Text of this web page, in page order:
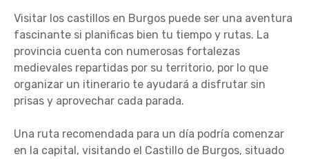
Visitar los castillos en Burgos puede ser una aventura
fascinante si planificas bien tu tiempo y rutas. La
provincia cuenta con numerosas fortalezas
medievales repartidas por su territorio, por lo que
organizar un itinerario te ayudará a disfrutar sin
prisas y aprovechar cada parada.
Una ruta recomendada para un día podría comenzar
en la capital, visitando el Castillo de Burgos, situado